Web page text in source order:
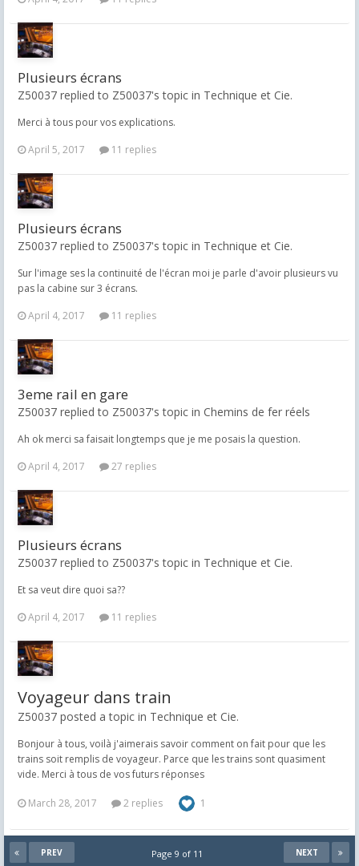
Plusieurs écrans
Z50037 replied to Z50037's topic in Technique et Cie.
Merci à tous pour vos explications.
April 5, 2017
11 replies
Plusieurs écrans
Z50037 replied to Z50037's topic in Technique et Cie.
Sur l'image ses la continuité de l'écran moi je parle d'avoir plusieurs vu
pas la cabine sur 3 écrans.
April 4, 2017
11 replies
3eme rail en gare
Z50037 replied to Z50037's topic in Chemins de fer réels
Ah ok merci sa faisait longtemps que je me posais la question.
April 4, 2017
27 replies
Plusieurs écrans
Z50037 replied to Z50037's topic in Technique et Cie.
Et sa veut dire quoi sa??
April 4, 2017
11 replies
Voyageur dans train
Z50037 posted a topic in Technique et Cie.
Bonjour à tous, voilà j'aimerais savoir comment on fait pour que les
trains soit remplis de voyageur. Parce que les trains sont quasiment
vide. Merci à tous de vos futurs réponses
March 28, 2017 2 replies 1
PREV NEXT
Page 9 of 11